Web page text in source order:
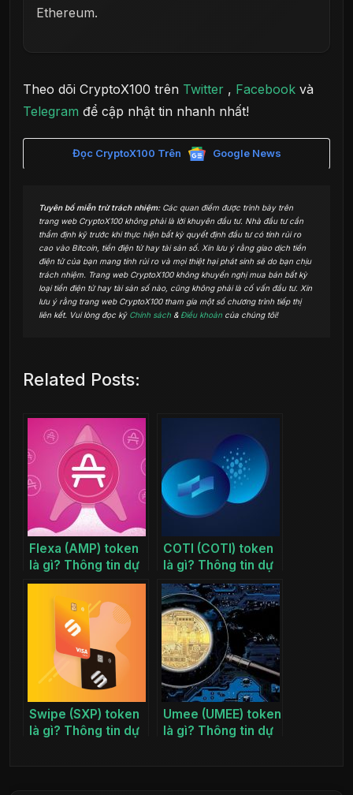
Ethereum.
Theo dõi CryptoX100 trên Twitter , Facebook và
Telegram để cập nhật tin nhanh nhất!
Đọc CryptoX100 Trên Google News
Tuyên bố miễn trừ trách nhiệm:Các quan điểm được trình bày trên
trang web CryptoX100 không phải là lời khuyên đầu tư. Nhà đầu tư cần
thẩm định kỹ trước khi thực hiện bất kỳ quyết định đầu tư có tính rủi ro
cao vào Bitcoin, tiền điện tử hay tài sản số. Xin lưu ý rằng giao dịch tiền
điện tử của bạn mang tính rủi ro và mọi thiệt hại phát sinh sẽ do bạn chịu
trách nhiệm. Trang web CryptoX100 không khuyến nghị mua bán bất kỳ
loại tiền điện tử hay tài sản số nào, cũng không phải là cố vấn đầu tư. Xin
lưu ý rằng trang web CryptoX100 tham gia một số chương trình tiếp thị
liên kết. Vui lòng đọc kỹ Chính sách & Điều khoản của chúng tôi!
Related Posts:
Flexa (AMP) token
là gì? Thông tin dự
án AMP coin
COTI (COTI) token
là gì? Thông tin dự
án COTI coin
Swipe (SXP) token
là gì? Thông tin dự
Umee (UMEE) token
là gì? Thông tin dự